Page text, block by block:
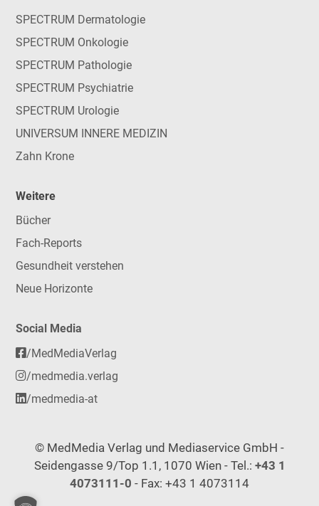
SPECTRUM Dermatologie
SPECTRUM Onkologie
SPECTRUM Pathologie
SPECTRUM Psychiatrie
SPECTRUM Urologie
UNIVERSUM INNERE MEDIZIN
Zahn Krone
Weitere
Bücher
Fach-Reports
Gesundheit verstehen
Neue Horizonte
Social Media
/MedMediaVerlag
/medmedia.verlag
/medmedia-at
© MedMedia Verlag und Mediaservice GmbH -
Seidengasse 9/Top 1.1, 1070 Wien - Tel.: +43 1
4073111-0 - Fax: +43 1 4073114